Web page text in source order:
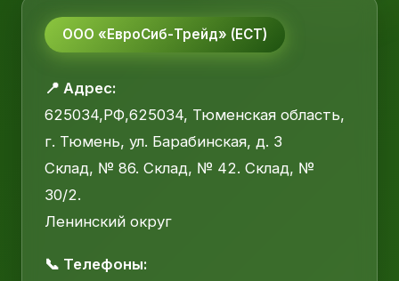
ООО «ЕвроСиб-Трейд» (ЕСТ)
📍 Адрес:
625034,РФ,625034, Тюменская область,
г. Тюмень, ул. Барабинская, д. 3
Склад, № 86. Склад, № 42. Склад, №
30/2.
Ленинский округ
📞 Телефоны: